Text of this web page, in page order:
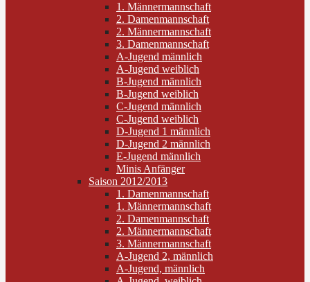
1. Männermannschaft
2. Damenmannschaft
2. Männermannschaft
3. Damenmannschaft
A-Jugend männlich
A-Jugend weiblich
B-Jugend männlich
B-Jugend weiblich
C-Jugend männlich
C-Jugend weiblich
D-Jugend 1 männlich
D-Jugend 2 männlich
E-Jugend männlich
Minis Anfänger
Saison 2012/2013
1. Damenmannschaft
1. Männermannschaft
2. Damenmannschaft
2. Männermannschaft
3. Männermannschaft
A-Jugend 2, männlich
A-Jugend, männlich